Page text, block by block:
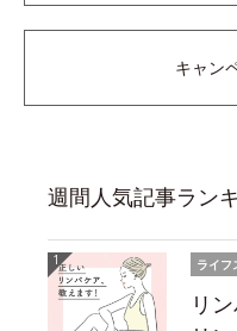
キャン
週間人気記事ラン
ライフ
リ